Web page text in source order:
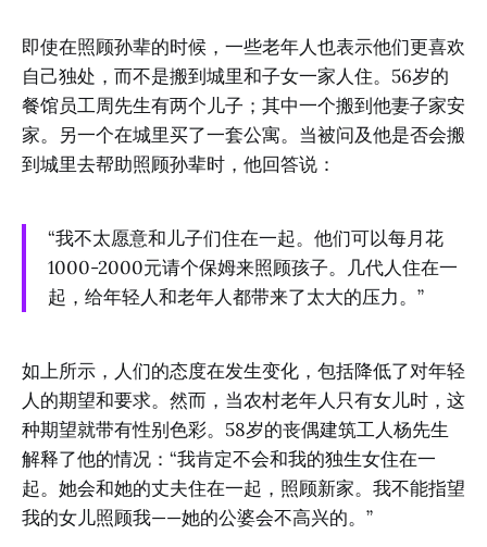
即使在照顾孙辈的时候，一些老年人也表示他们更喜欢
自己独处，而不是搬到城里和子女一家人住。56岁的
餐馆员工周先生有两个儿子；其中一个搬到他妻子家安
家。另一个在城里买了一套公寓。当被问及他是否会搬
到城里去帮助照顾孙辈时，他回答说：
“我不太愿意和儿子们住在一起。他们可以每月花
1000-2000元请个保姆来照顾孩子。几代人住在一
起，给年轻人和老年人都带来了太大的压力。”
如上所示，人们的态度在发生变化，包括降低了对年轻
人的期望和要求。然而，当农村老年人只有女儿时，这
种期望就带有性别色彩。58岁的丧偶建筑工人杨先生
解释了他的情况：“我肯定不会和我的独生女住在一
起。她会和她的丈夫住在一起，照顾新家。我不能指望
我的女儿照顾我——她的公婆会不高兴的。”